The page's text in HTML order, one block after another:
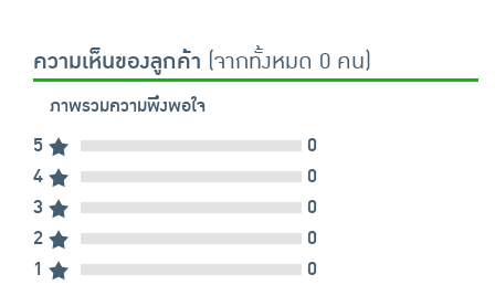
ความเห็นของลูกค้า (จากทั้งหมด 0 คน)
ภาพรวมความพึงพอใจ
5
0
4
0
3
0
2
0
1
0